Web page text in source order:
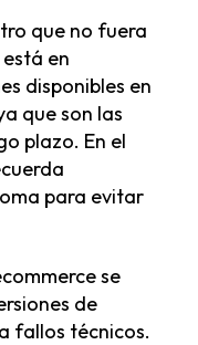
que no fuera
en
disponibles en
que son las
plazo. En el
para evitar
se
de
fallos técnicos.